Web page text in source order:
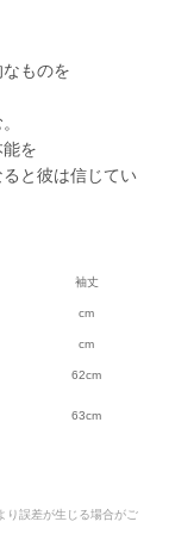
ものを
を
と彼は信じてい
袖丈
cm
cm
62cm
63cm
り誤差が生じる場合がご